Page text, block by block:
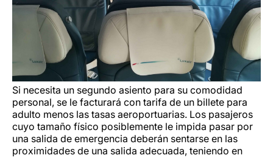
Si necesita un segundo asiento para su comodidad
personal, se le facturará con tarifa de un billete para
adulto menos las tasas aeroportuarias. Los pasajeros
cuyo tamaño físico posiblemente le impida pasar por
una salida de emergencia deberán sentarse en las
proximidades de una salida adecuada, teniendo en